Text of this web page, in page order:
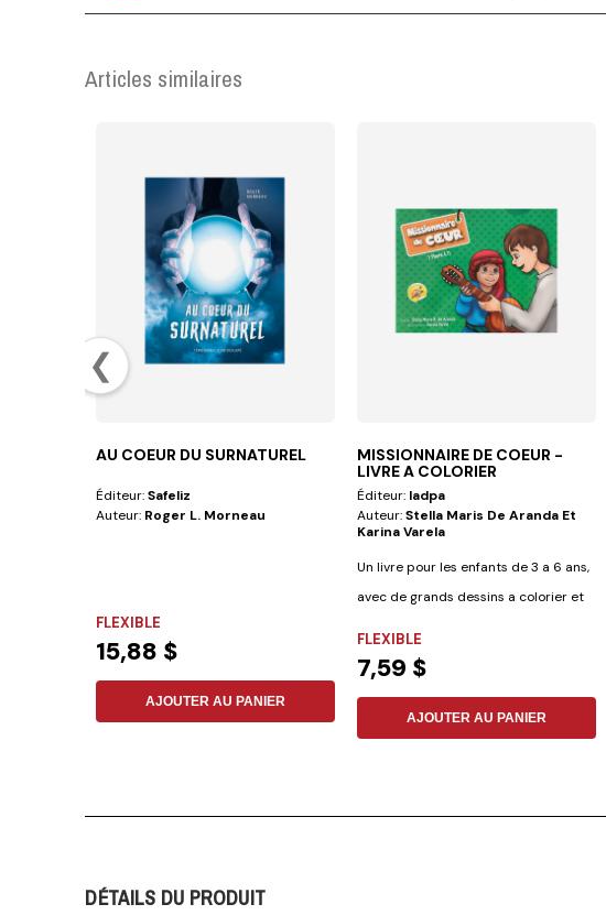
Articles similaires
❮
AU COEUR DU SURNATUREL
Éditeur:Safeliz
Auteur: Roger L. Morneau
FLEXIBLE
15,88 $
AJOUTER AU PANIER
MISSIONNAIRE DE COEUR -
LIVRE A COLORIER
Éditeur: Iadpa
Auteur:Stella Maris De Aranda Et
Karina Varela
Un livre pour les enfants de 3 a 6 ans,
avec de grands dessins a colorier et
FLEXIBLE
7,59 $
AJOUTER AU PANIER
DÉTAILS DU PRODUIT